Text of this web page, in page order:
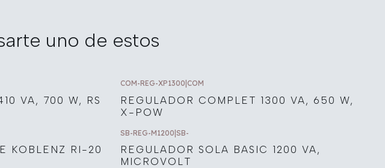
uno de estos
VA, 700 W, RS
COM-REG-XP1300 COM
REGULADOR COMPLET 1300 VA, 650 W,
X-POW
KOBLENZ RI-20
SB-REG-M1200|SB-
REGULADOR SOLA BASIC 1200 VA,
MICROVOLT